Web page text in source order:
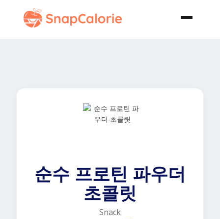
순수 프로틴 파우더
초콜릿
Snack